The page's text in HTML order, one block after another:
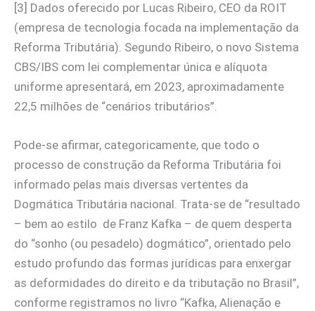
[3] Dados oferecido por Lucas Ribeiro, CEO da ROIT
(empresa de tecnologia focada na implementação da
Reforma Tributária). Segundo Ribeiro, o novo Sistema
CBS/IBS com lei complementar única e alíquota
uniforme apresentará, em 2023, aproximadamente
22,5 milhões de “cenários tributários”.
Pode-se afirmar, categoricamente, que todo o
processo de construção da Reforma Tributária foi
informado pelas mais diversas vertentes da
Dogmática Tributária nacional. Trata-se de “resultado
– bem ao estilo de Franz Kafka – de quem desperta
do “sonho (ou pesadelo) dogmático”, orientado pelo
estudo profundo das formas jurídicas para enxergar
as deformidades do direito e da tributação no Brasil”,
conforme registramos no livro “Kafka, Alienação e